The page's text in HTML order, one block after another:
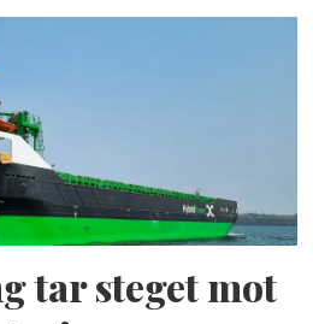
tar steget mot